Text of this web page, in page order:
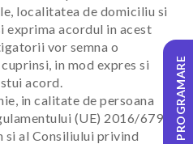
localitatea de domiciliu si
exprima acordul in acest
vor semna o
in mod expres si
acord.
in calitate de persoana
(UE) 2016/679 al
si al Consiliului privind
PROGRAMARE